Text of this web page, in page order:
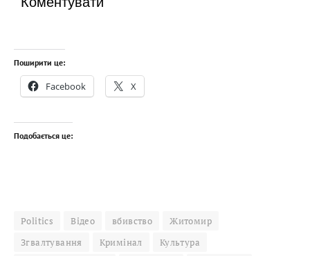
Поширити це:
Facebook X
Подобається це:
Politics Відео вбивство
Житомир
Згвалтування
Кримінал
Культура